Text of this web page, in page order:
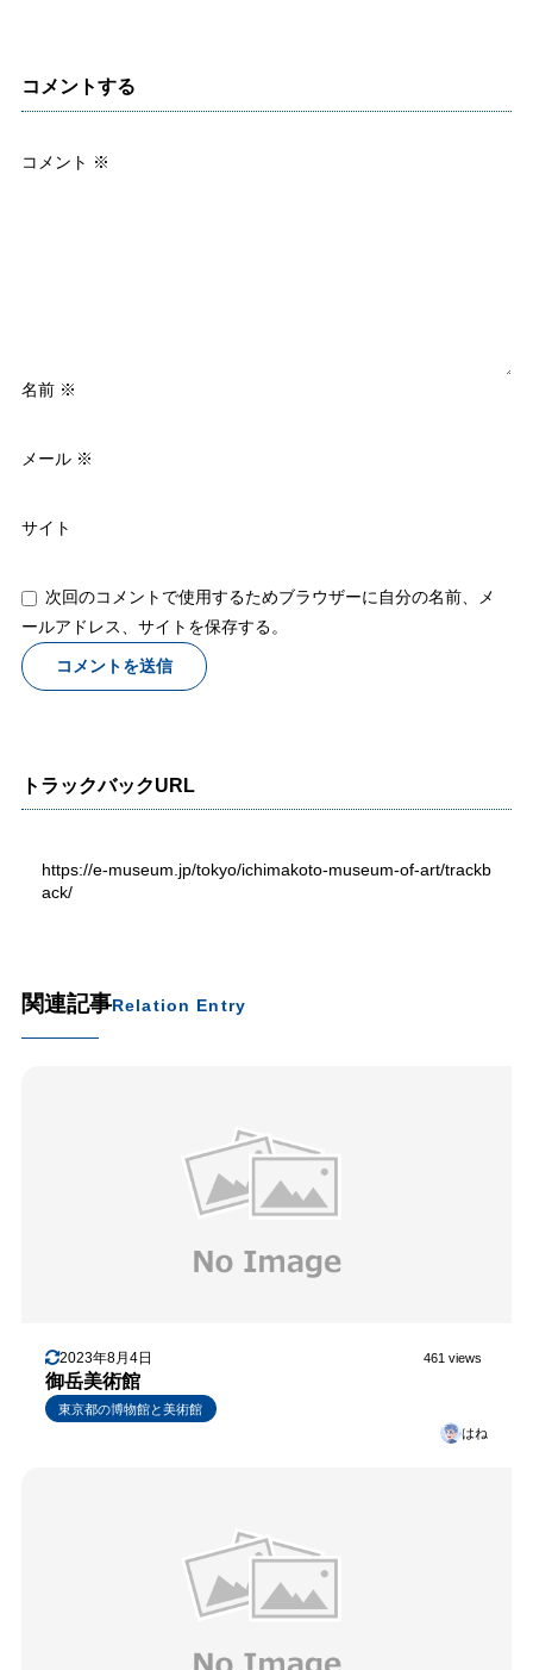
コメントする
コメント ※
名前 ※
メール ※
サイト
次回のコメントで使用するためブラウザーに自分の名前、メ
ールアドレス、サイトを保存する。
トラックバックURL
https://e-museum.jp/tokyo/ichimakoto-museum-of-art/trackb
ack/
関連記事Relation Entry
2023年8月4日 461 views
御岳美術館
東京都の博物館と美術館
はね